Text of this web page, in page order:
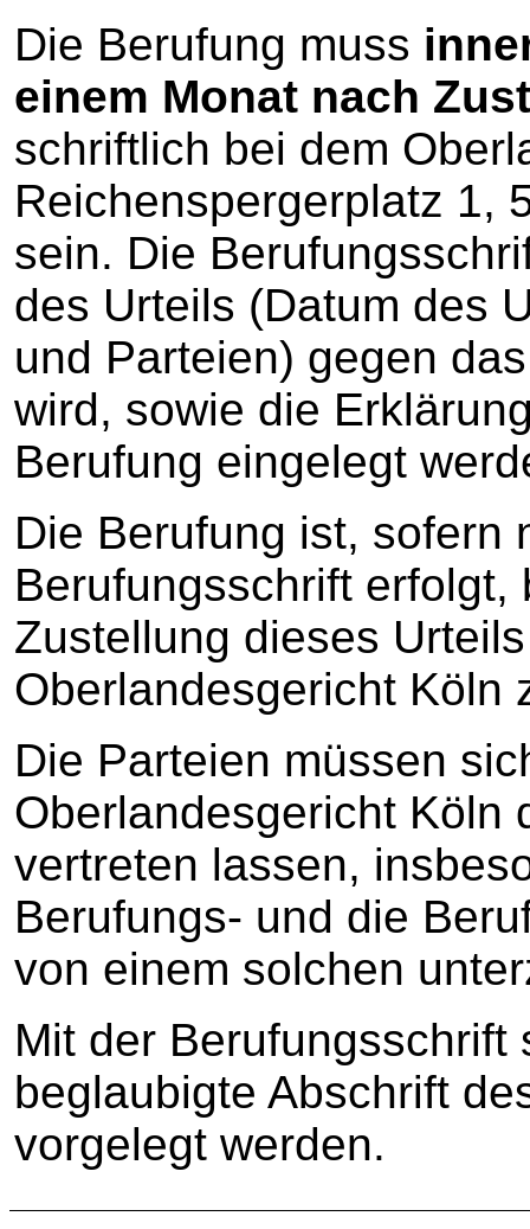
Die Berufung muss
einem Monat nach
schriftlich bei dem
Reichenspergerplatz 1,
sein. Die
des Urteils (Datum des
und Parteien) gegen
wird, sowie die
Berufung eingelegt
Die Berufung ist, sofern
Berufungsschrift
Zustellung dieses
Oberlandesgericht Köln
Die Parteien müssen
Oberlandesgericht Köln
vertreten lassen,
Berufungs- und die
von einem solchen
Mit der
beglaubigte Abschrift
vorgelegt werden.